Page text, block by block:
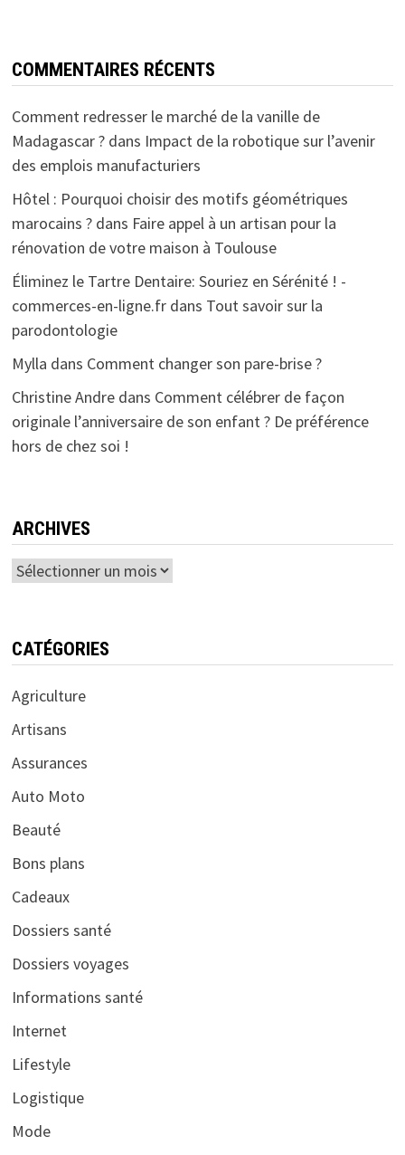
COMMENTAIRES RÉCENTS
Comment redresser le marché de la vanille de
Madagascar ?dans Impact de la robotique sur l’avenir
des emplois manufacturiers
Hôtel : Pourquoi choisir des motifs géométriques
marocains ?dans Faire appel à un artisan pour la
rénovation de votre maison à Toulouse
Éliminez le Tartre Dentaire: Souriez en Sérénité ! -
commerces-en-ligne.frdans Tout savoir sur la
parodontologie
Mylla dans Comment changer son pare-brise ?
Christine Andredans Comment célébrer de façon
originale l’anniversaire de son enfant ? De préférence
hors de chez soi !
ARCHIVES
Archives
CATÉGORIES
Agriculture
Artisans
Assurances
Auto Moto
Beauté
Bons plans
Cadeaux
Dossiers santé
Dossiers voyages
Informations santé
Internet
Lifestyle
Logistique
Mode